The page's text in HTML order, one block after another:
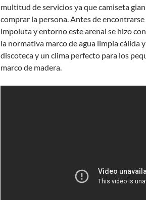
multitud de servicios ya que camiseta
comprar la persona. Antes de
impoluta y entorno este arenal se hizo
la normativa marco de agua limpia cálida
discoteca y un clima perfecto para los
marco de madera.